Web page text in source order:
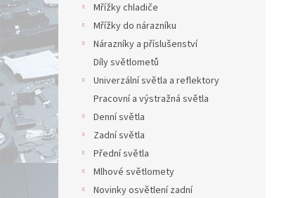
Mřížky chladiče
Mřížky do nárazníku
Nárazníky a příslušenství
Díly světlometů
Univerzální světla a reflektory
Pracovní a výstražná světla
Denní světla
Zadní světla
Přední světla
Mlhové světlomety
Novinky osvětlení zadní